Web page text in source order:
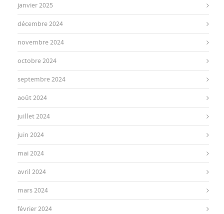
janvier 2025
décembre 2024
novembre 2024
octobre 2024
septembre 2024
août 2024
juillet 2024
juin 2024
mai 2024
avril 2024
mars 2024
février 2024